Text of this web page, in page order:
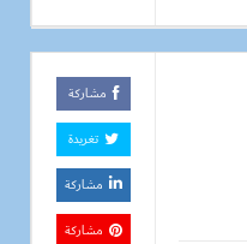
مشاركة
تغريدة
مشاركة
مشاركة